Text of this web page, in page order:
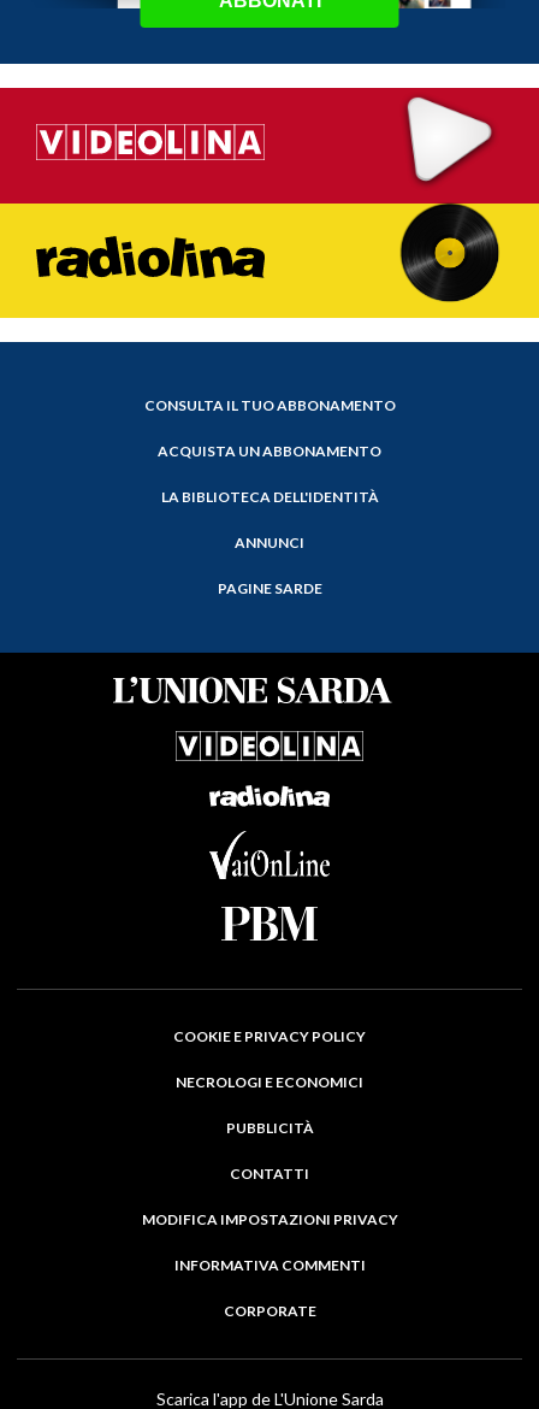
CONSULTA IL TUO ABBONAMENTO
ACQUISTA UN ABBONAMENTO
LA BIBLIOTECA DELL'IDENTITÀ
ANNUNCI
PAGINE SARDE
COOKIE E PRIVACY POLICY
NECROLOGI E ECONOMICI
PUBBLICITÀ
CONTATTI
MODIFICA IMPOSTAZIONI PRIVACY
INFORMATIVA COMMENTI
CORPORATE
Scarica l'app de L'Unione Sarda